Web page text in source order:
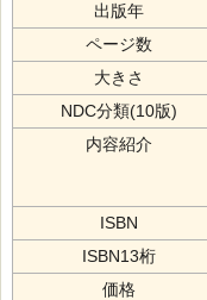
出版年
ページ数
大きさ
NDC分類(10版)
内容紹介
ISBN
ISBN13桁
価格